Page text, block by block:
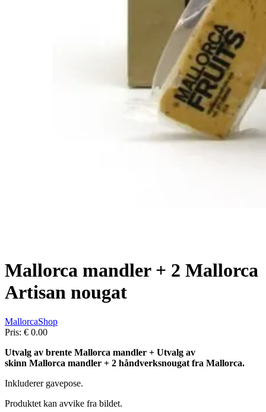
Mallorca mandler + 2 Mallorca
Artisan nougat
MallorcaShop
Pris: € 0.00
Utvalg av brente Mallorca mandler + Utvalg av
skinn Mallorca mandler + 2 håndverksnougat fra Mallorca.
Inkluderer gavepose.
Produktet kan avvike fra bildet.